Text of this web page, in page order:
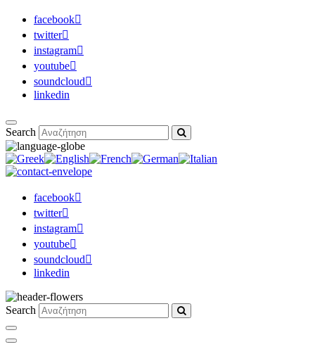
facebook
twitter
instagram
youtube
soundcloud
linkedin
Search
facebook
twitter
instagram
youtube
soundcloud
linkedin
Search